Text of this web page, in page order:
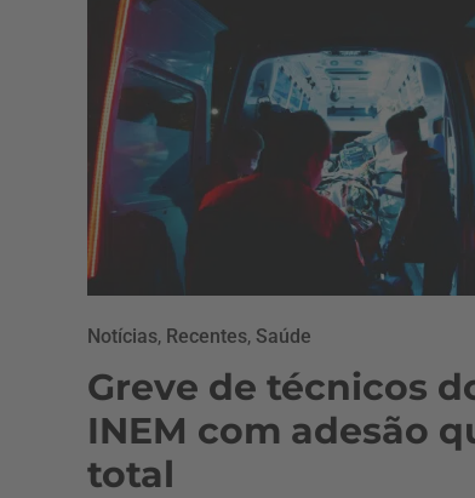
Notícias, Recentes, Saúde
Greve de técnicos
INEM com adesão
total